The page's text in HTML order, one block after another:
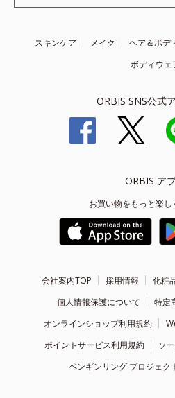
スキンケア メイク ヘア＆ボデ
ボディウェ
ORBIS SNS公式
ORBIS ア
お買い物をもっと楽し
会社案内TOP 採用情報
化粧
個人情報保護について
特定
オンラインショップ利用規約
ポイントサービス利用規約
ソ
ペンギンリング プロジェク